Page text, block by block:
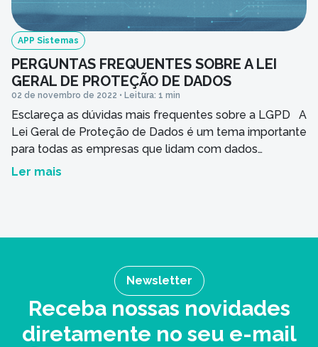
APP Sistemas
PERGUNTAS FREQUENTES SOBRE A LEI
GERAL DE PROTEÇÃO DE DADOS
02 de novembro de 2022 • Leitura: 1 min
Esclareça as dúvidas mais frequentes sobre a LGPD A
Lei Geral de Proteção de Dados é um tema importante
para todas as empresas que lidam com dados
pessoais e privados, como os empreendimentos
Ler mais
Newsletter
Receba nossas novidades
diretamente no seu e-mail